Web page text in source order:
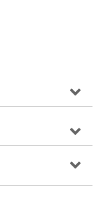
港澳地區）業
總代理